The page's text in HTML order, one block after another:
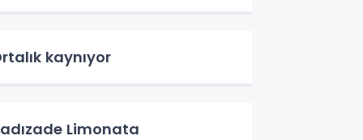
kaynıyor
Limonata